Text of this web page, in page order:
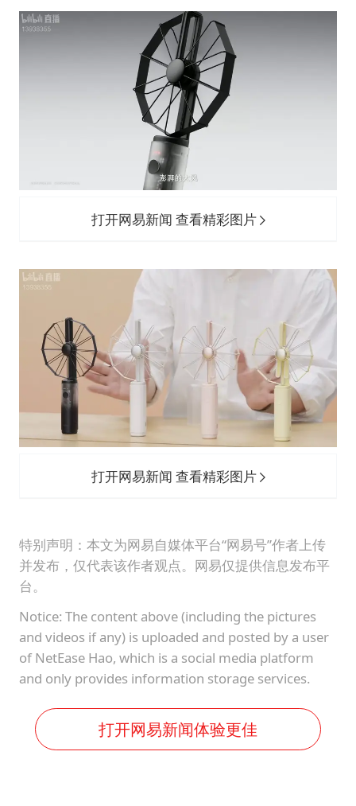
打开网易新闻 查看精彩图片
打开网易新闻 查看精彩图片
特别声明：本文为网易自媒体平台“网易号”作者上传
并发布，仅代表该作者观点。网易仅提供信息发布平
台。
Notice: The content above (including the pictures
and videos if any) is uploaded and posted by a user
of NetEase Hao, which is a social media platform
and only provides information storage services.
打开网易新闻体验更佳